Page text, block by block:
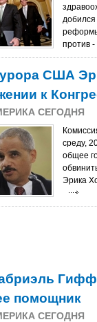
против
США
к
СЕГОДНЯ
среду,
общее
Эрика
помощник
СЕГОДНЯ